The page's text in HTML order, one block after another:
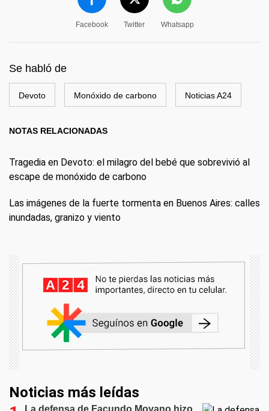
Facebook Twitter Whatsapp
Se habló de
Devoto Monóxido de carbono Noticias A24
NOTAS RELACIONADAS
Tragedia en Devoto: el milagro del bebé que sobrevivió al
escape de monóxido de carbono
Las imágenes de la fuerte tormenta en Buenos Aires: calles
inundadas, granizo y viento
Noticias más leídas
La defensa de Facundo Moyano hizo